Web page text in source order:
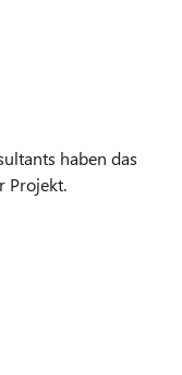
haben das
Projekt.